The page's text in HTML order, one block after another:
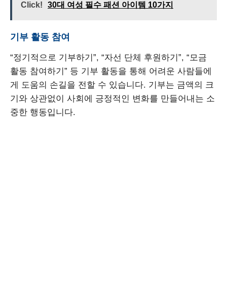
Click! 30대 여성 필수 패션 아이템 10가지
기부 활동 참여
“정기적으로 기부하기”, “자선 단체 후원하기”, “모금
활동 참여하기” 등 기부 활동을 통해 어려운 사람들에
게 도움의 손길을 전할 수 있습니다. 기부는 금액의 크
기와 상관없이 사회에 긍정적인 변화를 만들어내는 소
중한 행동입니다.